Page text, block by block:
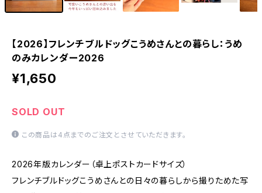
【2026】フレンチブルドッグこうめさんとの暮らし：うめ
のみカレンダー2026
¥1,650
SOLD OUT
この商品は4点までのご注文とさせていただきます。
2026年版カレンダー（卓上ポストカードサイズ）
フレンチブルドッグこうめさんとの日々の暮らしから撮りためた写